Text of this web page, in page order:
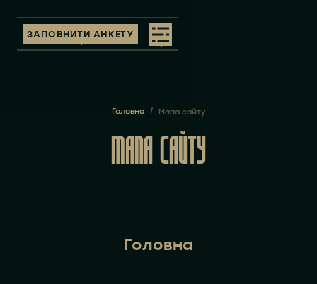
ЗАПОВНИТИ АНКЕТУ
Головна/ Мапа сайту
МАПА САЙТУ
Головна